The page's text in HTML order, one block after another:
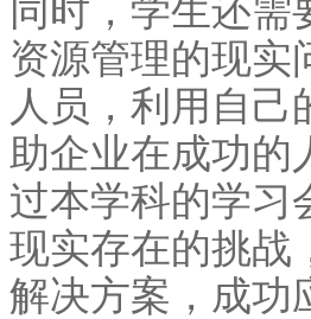
同时，学生还
资源管理的现实
人员，利用自
助企业在成功的
过本学科的学习
现实存在的挑战
解决方案，成功